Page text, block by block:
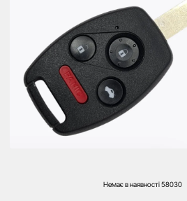
Немає в наявності58030